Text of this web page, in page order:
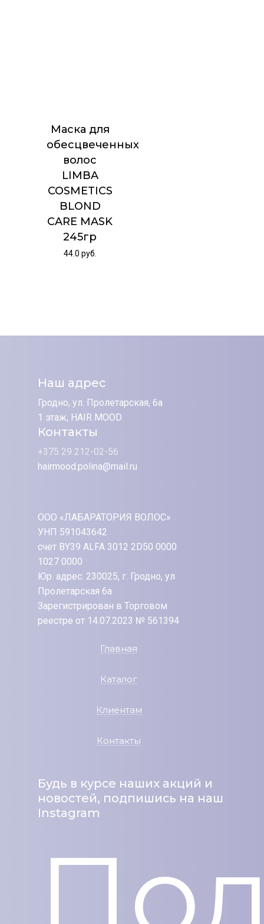
Маска для
обесцвеченных
волос
LIMBA
COSMETICS
BLOND
CARE MASK
245гр
44.0 руб.
Наш адрес
Гродно, ул. Пролетарская, 6а
1 этаж, HAIR MOOD
Контакты
+375 29 212-02-56
hairmood.polina@mail.ru
ООО «ЛАБАРАТОРИЯ ВОЛОС»
УНП 591043642
счет BY39 ALFA 3012 2D50 0000
1027 0000
Юр. адрес: 230025, г. Гродно, ул
Пролетарская 6а
Зарегистрирован в Торговом
реестре от 14.07.2023 № 561394
Главная
Каталог
Клиентам
Контакты
Будь в курсе наших акций и
новостей, подпишись на наш
Instagram